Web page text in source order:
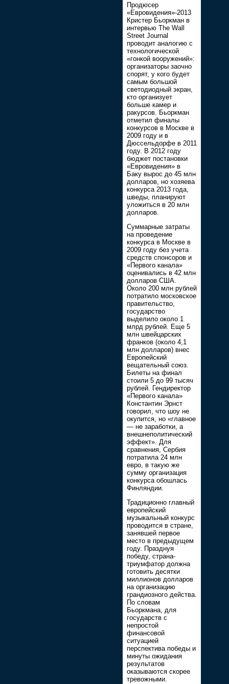
Продюсер
«Евровидения»-2013
Кристер Бьоркман в
интервью The Wall
Street Journal
проводит аналогию с
технологической
«гонкой вооружений»:
организаторы заочно
спорят, у кого будет
самым большой
светодиодный экран,
кто организует
больше камер и
ракурсов. Бьоркман
отметил финалы
конкурсов в Москве в
2009 году и в
Дюссельдорфе в 2011
году. В 2012 году
бюджет постановки
«Евровидения» в
Баку вырос до 45 млн
долларов, но хозяева
конкурса 2013 года,
шведы, планируют
уложиться в 20 млн
долларов.
Суммарные затраты
на проведение
конкурса в Москве в
2009 году без учета
средств спонсоров и
«Первого канала»
оценивались в 42 млн
долларов США.
Около 200 млн рублей
потратило московское
правительство,
государство
выделило около 1
млрд рублей. Еще 5
млн швейцарских
франков (около 4,1
млн долларов) внес
Европейский
вещательный союз.
Билеты на финал
стоили 5 до 99 тысяч
рублей. Гендиректор
«Первого канала»
Константин Эрнст
говорил, что шоу не
окупится, но «главное
— не заработки, а
внешнеполитический
эффект». Для
сравнения, Сербия
потратила 24 млн
евро, в такую же
сумму организация
конкурса обошлась
Финляндии.
Традиционно главный
европейский
музыкальный конкурс
проводится в стране,
занявшей первое
место в предыдущем
году. Празднуя
победу, страна-
триумфатор должна
готовить десятки
миллионов долларов
на организацию
грандиозного действа.
По словам
Бьоркмана, для
государств с
непростой
финансовой
ситуацией
перспектива победы и
минуты ожидания
результатов
оказываются скорее
тревожными.